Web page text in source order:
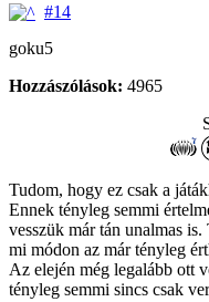
#14
goku5
Hozzászólások: 4965
Tudom, hogy ez csak a
Ennek tényleg semmi
vesszük már tán unalmas
mi módon az már tényleg
Az elején még legalább ott
tényleg semmi sincs csak